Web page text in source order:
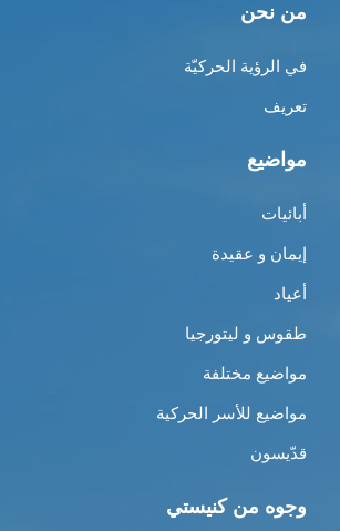
من نحن
في الرؤية الحركيّة
تعريف
مواضيع
أبائيات
إيمان و عقيدة
أعياد
طقوس و ليتورجيا
مواضيع مختلفة
مواضيع للأسر الحركية
قدّيسون
وجوه من كنيستي